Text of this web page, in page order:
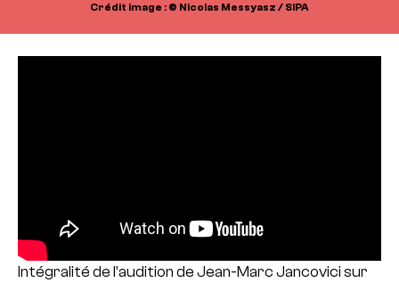
Crédit image : © Nicolas Messyasz / SIPA
Intégralité de l’audition de Jean-Marc Jancovici sur